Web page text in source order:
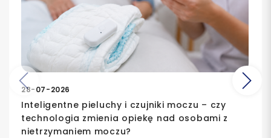
28-07-2026
Inteligentne pieluchy i czujniki moczu – czy
technologia zmienia opiekę nad osobami z
nietrzymaniem moczu?
Poprzedni